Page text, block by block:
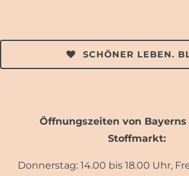
SCHÖNER LEBEN.
Öffnungszeiten von
Stoffmarkt:
Donnerstag: 14.00 bis 18.00 Uhr,